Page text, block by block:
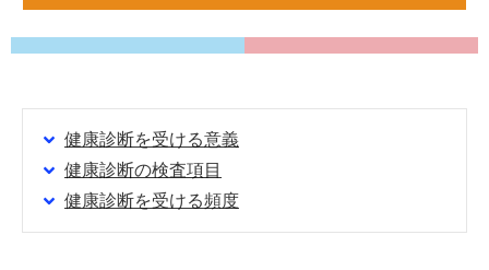
健康診断を受ける意義
健康診断の検査項目
健康診断を受ける頻度